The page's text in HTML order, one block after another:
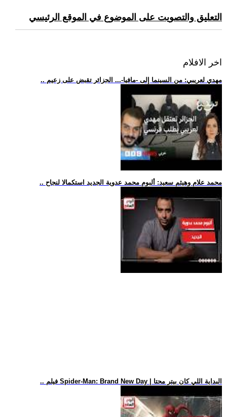
التعليق والتصويت على الموضوع في الموقع الرئيسي
اخر الافلام
.. مهدي لعريبي: من السينما إلى -مافيا-... الجزائر تقبض على زعيم
.. محمد علام وهيثم سعيد: ألبوم محمد عدوية الجديد استكمالا لنجاح
.. فيلم Spider-Man: Brand New Day | البداية اللي كان بيتر محتا